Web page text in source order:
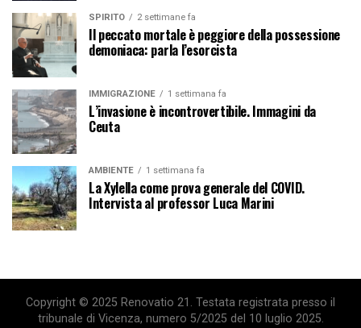
SPIRITO 2 settimane fa
Il peccato mortale è peggiore della possessione
demoniaca: parla l’esorcista
IMMIGRAZIONE 1 settimana fa
L’invasione è incontrovertibile. Immagini da
Ceuta
AMBIENTE 1 settimana fa
La Xylella come prova generale del COVID.
Intervista al professor Luca Marini
Copyright © 2025 Renovatio 21. Testata registrata presso il
tribunale di Vicenza, numero 5/2025 del 10 luglio 2025.